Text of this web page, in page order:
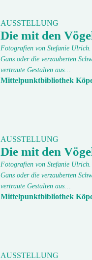
AUSSTELLUNG
Die mit den
Fotografien von Stefanie
Gans oder die verzauberten
vertraute Gestalten aus…
Mittelpunktbibliothek
AUSSTELLUNG
Die mit den
Fotografien von Stefanie
Gans oder die verzauberten
vertraute Gestalten aus…
Mittelpunktbibliothek
AUSSTELLUNG